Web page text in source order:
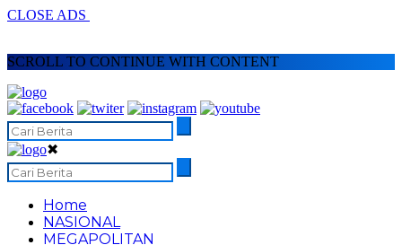
CLOSE ADS
SCROLL TO CONTINUE WITH CONTENT
✖
Home
NASIONAL
MEGAPOLITAN